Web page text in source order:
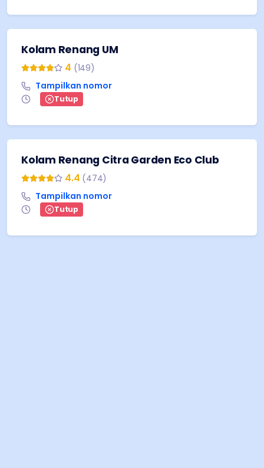
Kolam Renang UM
4 (149)
Tampilkan nomor
Tutup
Kolam Renang Citra Garden Eco Club
4.4 (474)
Tampilkan nomor
Tutup